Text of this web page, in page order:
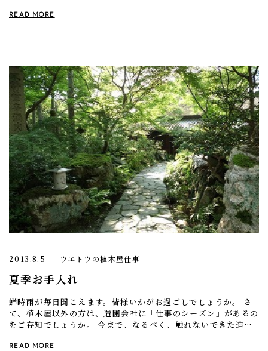
READ MORE
2013.8.5 ウエトウの植木屋仕事
夏季お手入れ
蝉時雨が毎日聞こえます。皆様いかがお過ごしでしょうか。 さ
て、植木屋以外の方は、造園会社に「仕事のシーズン」があるの
をご存知でしょうか。 今まで、なるべく、触れないできた造園
READ MORE